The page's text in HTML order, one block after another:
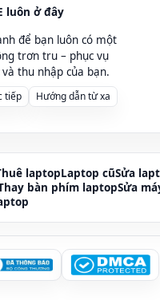
luôn ở đây
để bạn luôn có một
trơn tru – phục vụ
thu nhập của bạn.
tiếp Hướng dẫn từ xa
laptopLaptop cũSửa
bàn phím laptopSửa